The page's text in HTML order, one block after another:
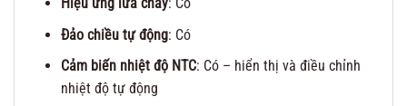
Đảo chiều tự động: Có
Cảm biến nhiệt độ NTC: Có – hiển thị và điều chỉnh
nhiệt độ tự động